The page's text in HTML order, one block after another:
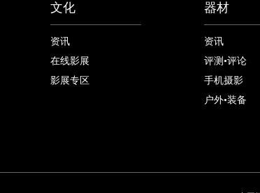
文化
资讯
在线影展
影展专区
器材
资讯
评测•评论
手机摄影
户外•装备